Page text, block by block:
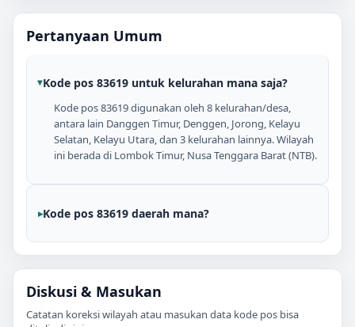
Pertanyaan Umum
Kode pos 83619 untuk kelurahan mana saja?
Kode pos 83619 digunakan oleh 8 kelurahan/desa,
antara lain Danggen Timur, Denggen, Jorong, Kelayu
Selatan, Kelayu Utara, dan 3 kelurahan lainnya. Wilayah
ini berada di Lombok Timur, Nusa Tenggara Barat (NTB).
Kode pos 83619 daerah mana?
Diskusi & Masukan
Catatan koreksi wilayah atau masukan data kode pos bisa